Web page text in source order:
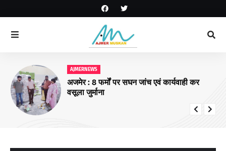
AJMERNEWS
अजमेर : 8 फर्मों पर सघन जांच एवं कार्यवाही कर
वसूला जुर्माना